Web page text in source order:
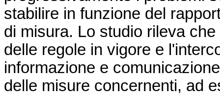
stabilire in funzione del
di misura. Lo studio rileva
delle regole in vigore e
informazione e
delle misure concernenti, ad